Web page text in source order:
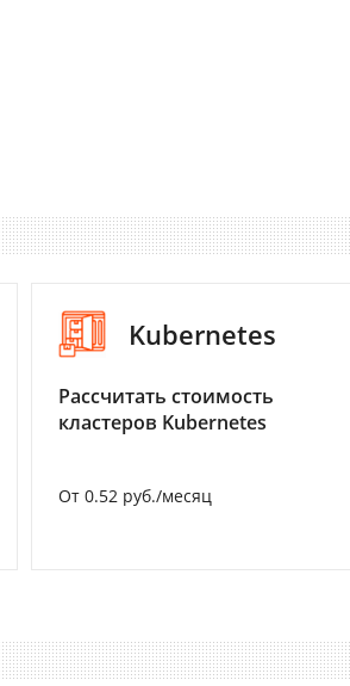
Kubernetes
Рассчитать стоимость
кластеров Kubernetes
От 0.52 руб./месяц